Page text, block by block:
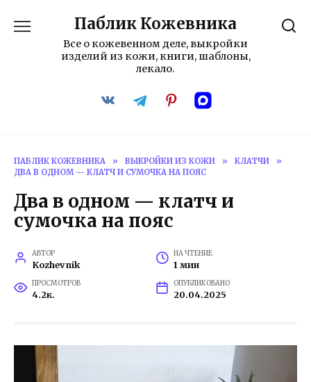
содержанию
Паблик Кожевника
Все о кожевенном деле, выкройки
изделий из кожи, книги, шаблоны,
лекало.
ПАБЛИК КОЖЕВНИКА » ВЫКРОЙКИ ИЗ КОЖИ » КЛАТЧИ
»
ДВА В ОДНОМ — КЛАТЧ И СУМОЧКА НА ПОЯС
Два в одном — клатч и
сумочка на пояс
АВТОР
Kozhevnik
НА ЧТЕНИЕ
1 мин
ПРОСМОТРОВ
4.2к.
ОПУБЛИКОВАНО
20.04.2025